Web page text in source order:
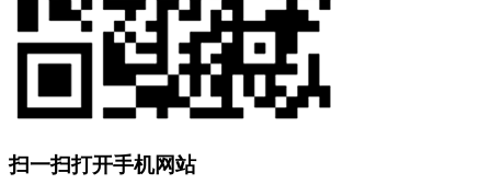
扫一扫打开手机网站